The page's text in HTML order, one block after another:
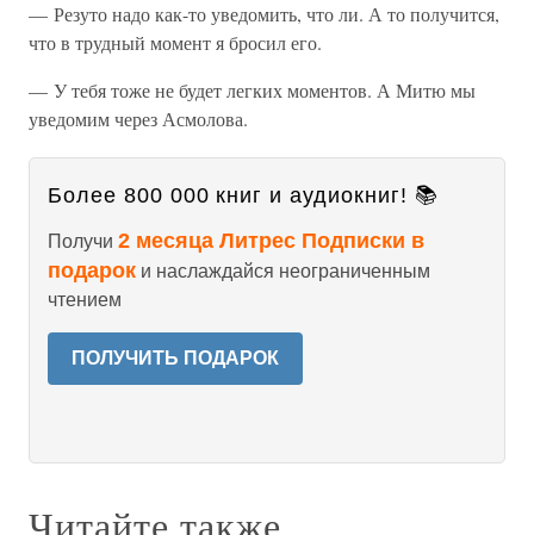
— Резуто надо как-то уведомить, что ли. А то получится,
что в трудный момент я бросил его.
— У тебя тоже не будет легких моментов. А Митю мы
уведомим через Асмолова.
Более 800 000 книг и аудиокниг! 📚
Получи 2 месяца Литрес Подписки в
подарок и наслаждайся неограниченным
чтением
ПОЛУЧИТЬ ПОДАРОК